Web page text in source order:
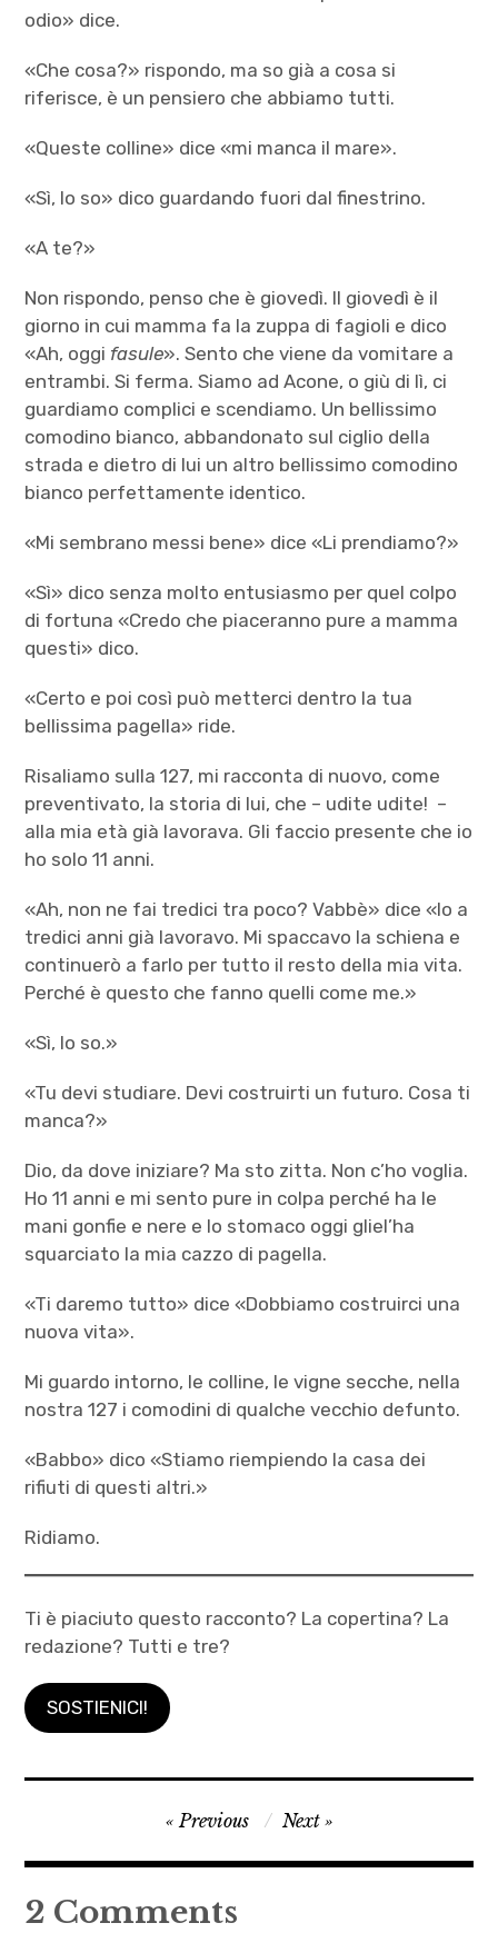
odio» dice.
«Che cosa?» rispondo, ma so già a cosa si
riferisce, è un pensiero che abbiamo tutti.
«Queste colline» dice «mi manca il mare».
«Sì, lo so» dico guardando fuori dal finestrino.
«A te?»
Non rispondo, penso che è giovedì. ll giovedì è il
giorno in cui mamma fa la zuppa di fagioli e dico
«Ah, oggi fasule». Sento che viene da vomitare a
entrambi. Si ferma. Siamo ad Acone, o giù di lì, ci
guardiamo complici e scendiamo. Un bellissimo
comodino bianco, abbandonato sul ciglio della
strada e dietro di lui un altro bellissimo comodino
bianco perfettamente identico.
«Mi sembrano messi bene» dice «Li prendiamo?»
«Sì» dico senza molto entusiasmo per quel colpo
di fortuna «Credo che piaceranno pure a mamma
questi» dico.
«Certo e poi così può metterci dentro la tua
bellissima pagella» ride.
Risaliamo sulla 127, mi racconta di nuovo, come
preventivato, la storia di lui, che – udite udite! –
alla mia età già lavorava. Gli faccio presente che io
ho solo 11 anni.
«Ah, non ne fai tredici tra poco? Vabbè» dice «Io a
tredici anni già lavoravo. Mi spaccavo la schiena e
continuerò a farlo per tutto il resto della mia vita.
Perché è questo che fanno quelli come me.»
«Sì, lo so.»
«Tu devi studiare. Devi costruirti un futuro. Cosa ti
manca?»
Dio, da dove iniziare? Ma sto zitta. Non c’ho voglia.
Ho 11 anni e mi sento pure in colpa perché ha le
mani gonfie e nere e lo stomaco oggi gliel’ha
squarciato la mia cazzo di pagella.
«Ti daremo tutto» dice «Dobbiamo costruirci una
nuova vita».
Mi guardo intorno, le colline, le vigne secche, nella
nostra 127 i comodini di qualche vecchio defunto.
«Babbo» dico «Stiamo riempiendo la casa dei
rifiuti di questi altri.»
Ridiamo.
Ti è piaciuto questo racconto? La copertina? La
redazione? Tutti e tre?
SOSTIENICI!
budalla
Navigazione
articoli
Previous Next
2 Comments